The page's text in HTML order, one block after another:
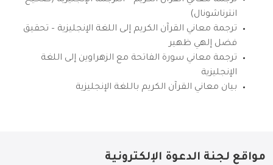
انترناشونال)
ترجمة معاني القرآن الكريم إلى اللغة الإنجليزية – تحقيق
فضل إلهي ظهير
ترجمة معاني سورة الفاتحة مع الزهراوين إلى اللغة
الإنجليزية
بيان معاني القرآن الكريم باللغة الإنجليزية
مواقع لجنة الدعوة الإلكترونية